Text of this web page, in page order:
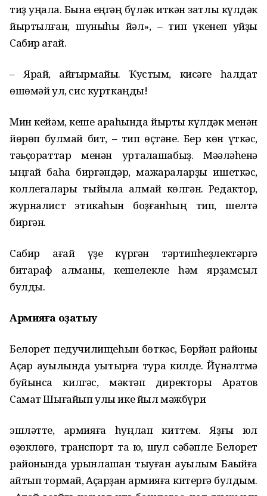
тиҙ уңала. Бына еңгәң бүләк иткән затлы күлдәк
йыртылған, шуныһы йәл», – тип үкенеп ҡуйҙы
Cабир ағай.
– Ярай, ҡайғырмайыҡ. Ҡустым, кисәге һалдат
өшөмәй ул, сис курткаңды!
Мин кейәм, кеше араһында йыртыҡ күлдәк менән
йөрөп булмай бит, – тип өҫтәне. Бер көн үткәс,
тәьҫораттар менән уртаҡлашабыҙ. Мәҡәләһенә
ыңғай баһа биргәндәр, мажараларҙы ишеткәс,
коллегалары тыйыла алмай көлгән. Редактор,
журналист этикаһын боҙғанһың тип, шелтә
биргән.
Cабир ағай үҙе күргән тәртипһеҙлектәргә
битараф ҡалманы, кешелекле һәм ярҙамсыл
булды.
Армияға оҙатыу
Белорет педучилищеһын бөткәс, Бөрйән районы
Аҫҡар ауылында уҡытырға тура килде. Йүнәлтмә
буйынса килгәс, мәктәп директоры Аратов
Самат Шығайып улы ике йыл мәжбүри
эшләтте, армияға һуңлап киттем. Яҙғы юл
өҙөклөгө, транспорт та юҡ, шул сәбәпле Белорет
районында урынлашҡан тыуған ауылым Баҡыйға
ҡайтып тормай, Аҫҡарҙан армияға китергә булдым.